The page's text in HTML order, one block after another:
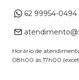
Dúvidas Frequentes
Alterar Cadastro
62 99954-0494
Horário de
08h00 às 17h00